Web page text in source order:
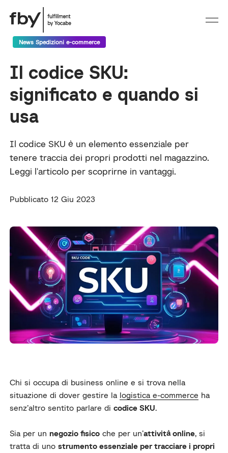
News Spedizioni e-commerce
Il codice SKU:
significato e quando si
usa
Il codice SKU è un elemento essenziale per
tenere traccia dei propri prodotti nel magazzino.
Leggi l'articolo per scoprirne in vantaggi.
Pubblicato 12 Giu 2023
Chi si occupa di business online e si trova nella
situazione di dover gestire la logistica e-commerce ha
senz’altro sentito parlare dicodice SKU.
Sia per unnegozio fisico che per un’attività online, si
tratta di unostrumento essenziale per tracciare i propri